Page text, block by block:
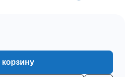
корзину